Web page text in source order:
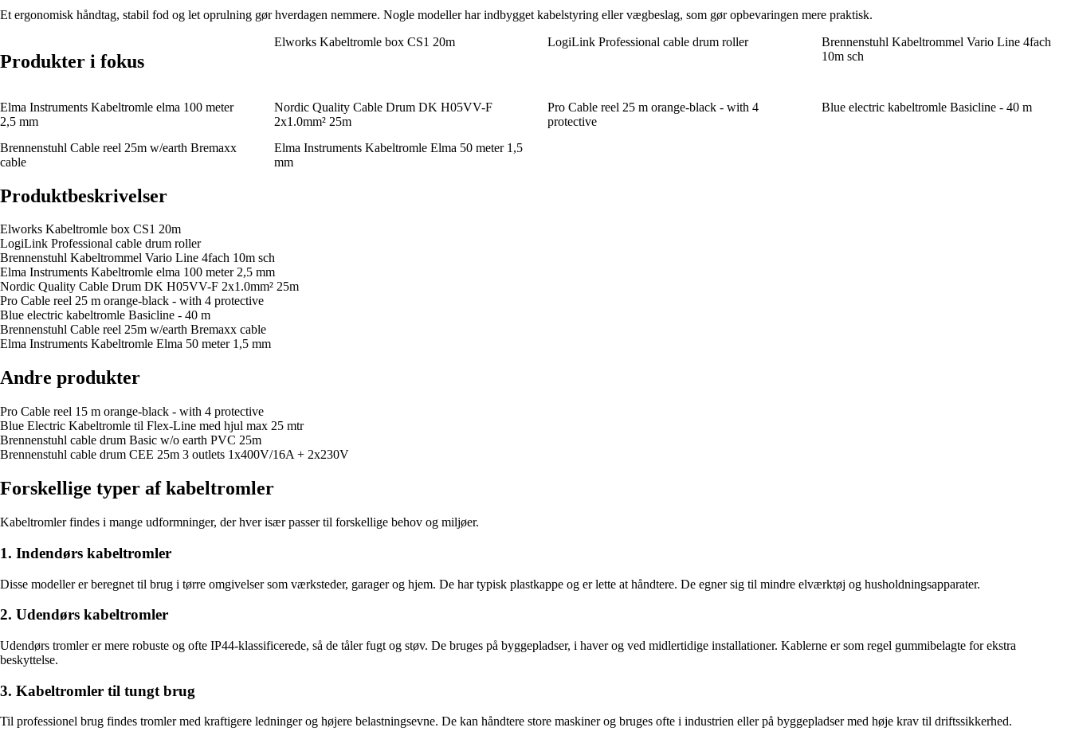
Et ergonomisk håndtag, stabil fod og let oprulning gør hverdagen nemmere. Nogle modeller har indbygget kabelstyring eller vægbeslag, som gør opbevaringen mere praktisk.
Produkter i fokus
Elworks Kabeltromle box CS1 20m LogiLink Professional cable drum roller
Brennenstuhl Kabeltrommel Vario Line 4fach
10m sch
Elma Instruments Kabeltromle elma 100 meter
2,5 mm
Nordic Quality Cable Drum DK H05VV-F
2x1.0mm² 25m
Pro Cable reel 25 m orange-black - with 4
protective
Blue electric kabeltromle Basicline - 40 m
Brennenstuhl Cable reel 25m w/earth Bremaxx
cable
Elma Instruments Kabeltromle Elma 50 meter 1,5
mm
Produktbeskrivelser
Elworks Kabeltromle box CS1 20m
LogiLink Professional cable drum roller
Brennenstuhl Kabeltrommel Vario Line 4fach 10m sch
Elma Instruments Kabeltromle elma 100 meter 2,5 mm
Nordic Quality Cable Drum DK H05VV-F 2x1.0mm² 25m
Pro Cable reel 25 m orange-black - with 4 protective
Blue electric kabeltromle Basicline - 40 m
Brennenstuhl Cable reel 25m w/earth Bremaxx cable
Elma Instruments Kabeltromle Elma 50 meter 1,5 mm
Andre produkter
Pro Cable reel 15 m orange-black - with 4 protective
Blue Electric Kabeltromle til Flex-Line med hjul max 25 mtr
Brennenstuhl cable drum Basic w/o earth PVC 25m
Brennenstuhl cable drum CEE 25m 3 outlets 1x400V/16A + 2x230V
Forskellige typer af kabeltromler
Kabeltromler findes i mange udformninger, der hver især passer til forskellige behov og miljøer.
1. Indendørs kabeltromler
Disse modeller er beregnet til brug i tørre omgivelser som værksteder, garager og hjem. De har typisk plastkappe og er lette at håndtere. De egner sig til mindre elværktøj og husholdningsapparater.
2. Udendørs kabeltromler
Udendørs tromler er mere robuste og ofte IP44-klassificerede, så de tåler fugt og støv. De bruges på byggepladser, i haver og ved midlertidige installationer. Kablerne er som regel gummibelagte for ekstra
beskyttelse.
3. Kabeltromler til tungt brug
Til professionel brug findes tromler med kraftigere ledninger og højere belastningsevne. De kan håndtere store maskiner og bruges ofte i industrien eller på byggepladser med høje krav til driftssikkerhed.